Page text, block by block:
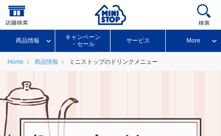
商品情報
キャンペーン
・セール
サービス More
Home 商品情報 ミニストップのドリンクメニュー